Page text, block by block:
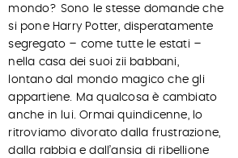
mondo? Sono le stesse domande che
si pone Harry Potter, disperatamente
segregato – come tutte le estati –
nella casa dei suoi zii babbani,
lontano dal mondo magico che gli
appartiene. Ma qualcosa è cambiato
anche in lui. Ormai quindicenne, lo
ritroviamo divorato dalla frustrazione,
dalla rabbia e dall’ansia di ribellione